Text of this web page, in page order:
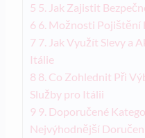
5 5. Jak Zajistit
6 6. Možnosti Pojištění
7 7. Jak Využít Slevy a
Itálie
8 8. Co Zohlednit Při
Služby pro Itálii
9 9. Doporučené
Nejvýhodnější